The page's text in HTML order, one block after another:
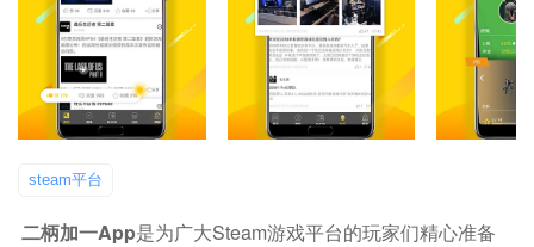
steam平台
二柄加一app是为广大steam游戏平台的玩家们精心准备